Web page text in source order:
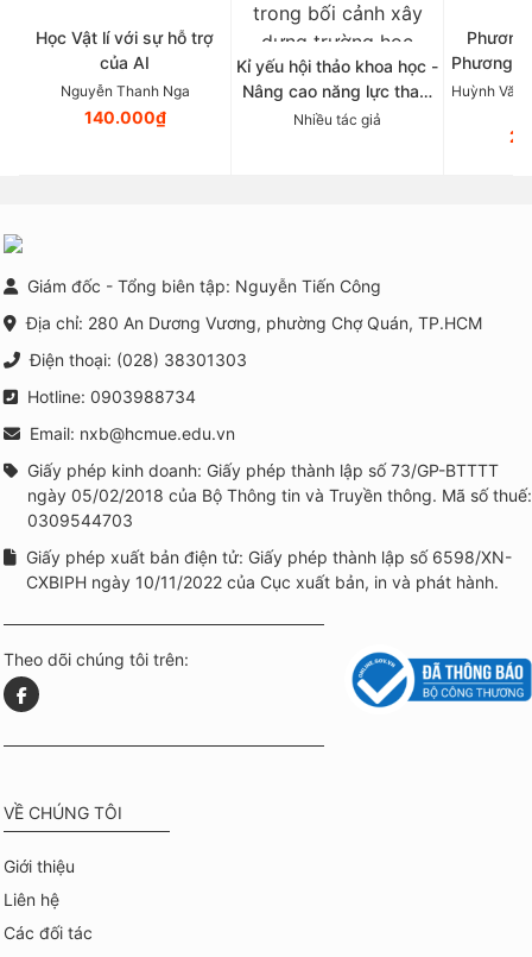
Học Vật lí với sự hỗ trợ
của AI
Nguyễn Thanh Nga
140.000₫
Kỉ yếu hội thảo khoa học -
Nâng cao năng lực tham
vấn nhóm và triển khai
Nhiều tác giả
Phương
Huỳnh Văn
Giám đốc - Tổng biên tập: Nguyễn Tiến Công
Địa chỉ: 280 An Dương Vương, phường Chợ Quán, TP.HCM
Điện thoại: (028) 38301303
Hotline: 0903988734
Email: nxb@hcmue.edu.vn
Giấy phép kinh doanh: Giấy phép thành lập số 73/GP-BTTTT
ngày 05/02/2018 của Bộ Thông tin và Truyền thông. Mã số thuế:
0309544703
Giấy phép xuất bản điện tử: Giấy phép thành lập số 6598/XN-
CXBIPH ngày 10/11/2022 của Cục xuất bản, in và phát hành.
Theo dõi chúng tôi trên:
VỀ CHÚNG TÔI
Giới thiệu
Liên hệ
Các đối tác